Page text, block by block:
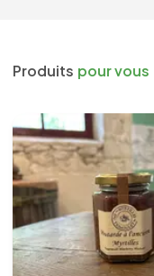
Produits pour vous